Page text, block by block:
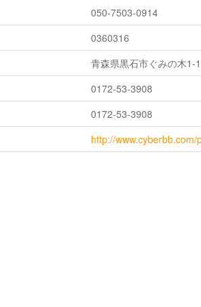
050-7503-0914
0360316
青森県黒石市ぐみの木1-
0172-53-3908
0172-53-3908
http://www.cyberbb.com/